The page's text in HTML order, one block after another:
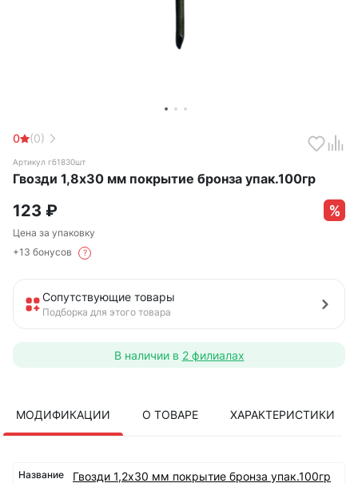
0 (0)
Артикул гб1830шт
Гвозди 1,8х30 мм покрытие бронза упак.100гр
123 ₽
Цена за упаковку
+13 бонусов
?
Сопутствующие товары
Подборка для этого товара
В наличии в 2 филиалах
МОДИФИКАЦИИ О ТОВАРЕ ХАРАКТЕРИСТИКИ
Гвозди 1,2х30 мм покрытие бронза упак.100гр